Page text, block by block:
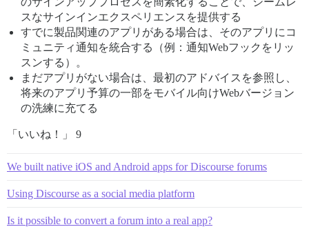
スなサインインエクスペリエンスを提供する
すでに製品関連のアプリがある場合は、そのアプリにコ
ミュニティ通知を統合する（例：通知Webフックをリッ
スンする）。
まだアプリがない場合は、最初のアドバイスを参照し、
将来のアプリ予算の一部をモバイル向けWebバージョン
の洗練に充てる
「いいね！」 9
We built native iOS and Android apps for Discourse forums
Using Discourse as a social media platform
Is it possible to convert a forum into a real app?